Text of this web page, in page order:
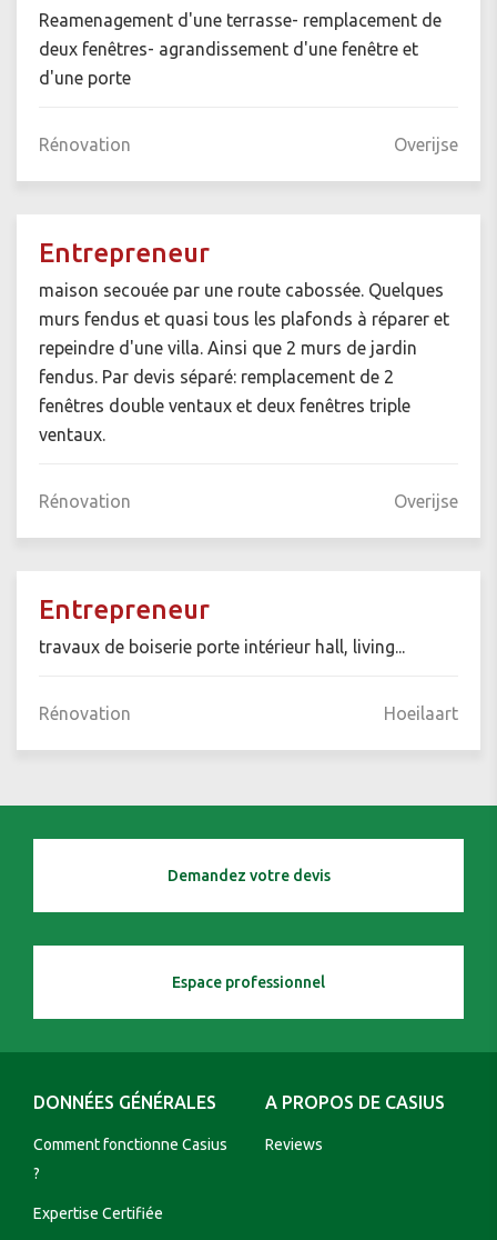
Reamenagement d'une terrasse- remplacement de
deux fenêtres- agrandissement d'une fenêtre et
d'une porte
Rénovation Overijse
Entrepreneur
maison secouée par une route cabossée. Quelques
murs fendus et quasi tous les plafonds à réparer et
repeindre d'une villa. Ainsi que 2 murs de jardin
fendus. Par devis séparé: remplacement de 2
fenêtres double ventaux et deux fenêtres triple
ventaux.
Rénovation Overijse
Entrepreneur
travaux de boiserie porte intérieur hall, living...
Rénovation Hoeilaart
Demandez votre devis
Espace professionnel
DONNÉES GÉNÉRALES
Comment fonctionne Casius
?
Expertise Certifiée
A PROPOS DE CASIUS
Reviews